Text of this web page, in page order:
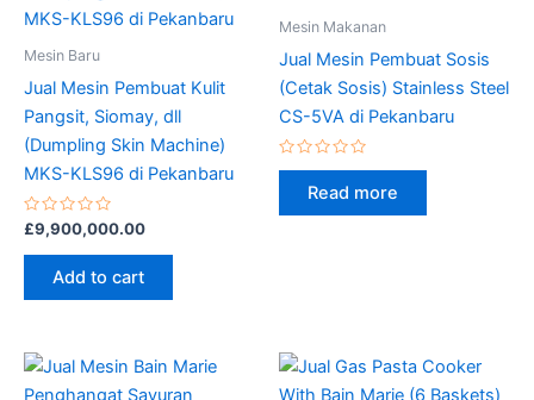
Mesin Baru
Jual Mesin Pembuat Kulit
Pangsit, Siomay, dll
(Dumpling Skin Machine)
MKS-KLS96 di Pekanbaru
Rated
0
out
£9,900,000.00
Add to cart
Mesin Makanan
Jual Mesin Pembuat Sosis
(Cetak Sosis) Stainless Steel
CS-5VA di Pekanbaru
Rated
Read more